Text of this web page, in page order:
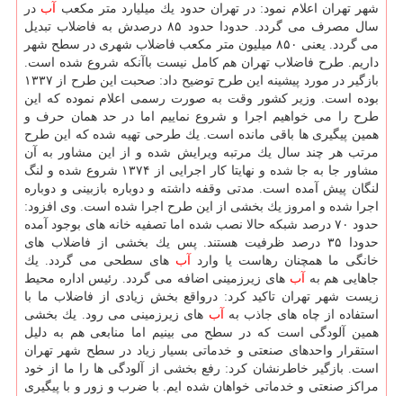
شهر تهران اعلام نمود: در تهران حدود یك میلیارد متر مكعب آب در
سال مصرف می گردد. حدودا حدود ۸۵ درصدش به فاضلاب تبدیل
می گردد. یعنی ۸۵۰ میلیون متر مكعب فاضلاب شهری در سطح شهر
داریم. طرح فاضلاب تهران هم كامل نیست باآنكه شروع شده است.
بازگیر در مورد پیشینه این طرح توضیح داد: صحبت این طرح از ۱۳۳۷
بوده است. وزیر كشور وقت به صورت رسمی اعلام نموده كه این
طرح را می خواهیم اجرا و شروع نماییم اما در حد همان حرف و
همین پیگیری ها باقی مانده است. یك طرحی تهیه شده كه این طرح
مرتب هر چند سال یك مرتبه ویرایش شده و از این مشاور به آن
مشاور جا به جا شده و نهایتا كار اجرایی از ۱۳۷۴ شروع شده و لنگ
لنگان پیش آمده است. مدتی وقفه داشته و دوباره بازبینی و دوباره
اجرا شده و امروز یك بخشی از این طرح اجرا شده است. وی افزود:
حدود ۷۰ درصد شبكه حالا نصب شده اما تصفیه خانه های بوجود آمده
حدودا ۳۵ درصد ظرفیت هستند. پس یك بخشی از فاضلاب های
خانگی ما همچنان رهاست یا وارد آب های سطحی می گردد. یك
جاهایی هم به آب های زیرزمینی اضافه می گردد. رئیس اداره محیط
زیست شهر تهران تاكید كرد: درواقع بخش زیادی از فاضلاب ما با
استفاده از چاه های جاذب به آب های زیرزمینی می رود. یك بخشی
همین آلودگی است كه در سطح می بینیم اما منابعی هم به دلیل
استقرار واحدهای صنعتی و خدماتی بسیار زیاد در سطح شهر تهران
است. بازگیر خاطرنشان كرد: رفع بخشی از آلودگی ها را ما از خود
مراكز صنعتی و خدماتی خواهان شده ایم. با ضرب و زور و با پیگیری